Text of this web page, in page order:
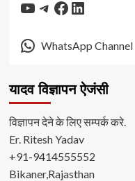
YouTube
Telegram
Facebook
LinkedIn
WhatsApp Channel
यादव विज्ञापन ऐजंसी
विज्ञापन देने के लिए सम्पर्क करे.
Er. Ritesh Yadav
+91-9414555552
Bikaner,Rajasthan